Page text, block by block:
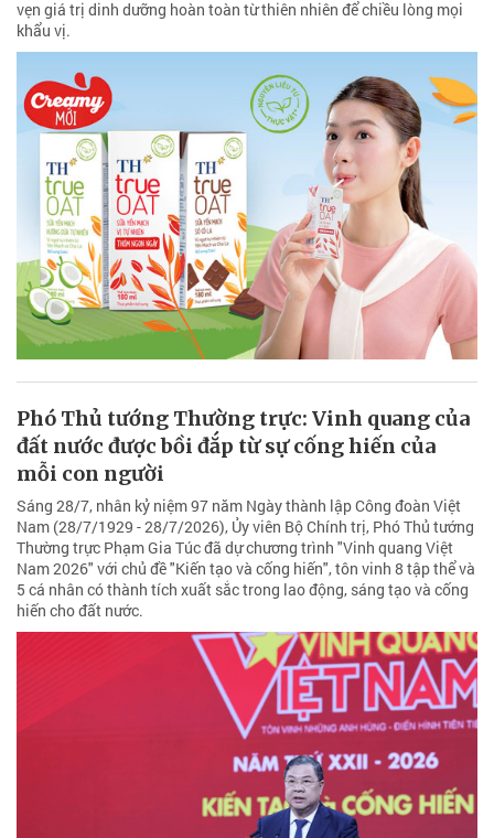
vẹn giá trị dinh dưỡng hoàn toàn từ thiên nhiên để chiều lòng mọi
khẩu vị.
Phó Thủ tướng Thường trực: Vinh quang của
đất nước được bồi đắp từ sự cống hiến của
mỗi con người
Sáng 28/7, nhân kỷ niệm 97 năm Ngày thành lập Công đoàn Việt
Nam (28/7/1929 - 28/7/2026), Ủy viên Bộ Chính trị, Phó Thủ tướng
Thường trực Phạm Gia Túc đã dự chương trình "Vinh quang Việt
Nam 2026" với chủ đề "Kiến tạo và cống hiến", tôn vinh 8 tập thể và
5 cá nhân có thành tích xuất sắc trong lao động, sáng tạo và cống
hiến cho đất nước.